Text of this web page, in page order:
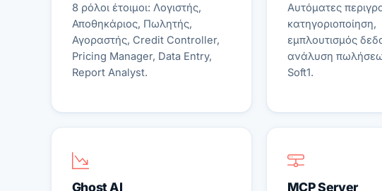
8 ρόλοι έτοιμοι: Λογιστής,
Αποθηκάριος, Πωλητής,
Αγοραστής, Credit Controller,
Pricing Manager, Data Entry,
Report Analyst.
Αυτόματες
κατηγοριοποίηση,
εμπλουτισμός
ανάλυση
Soft1.
Ghost AI MCP Server